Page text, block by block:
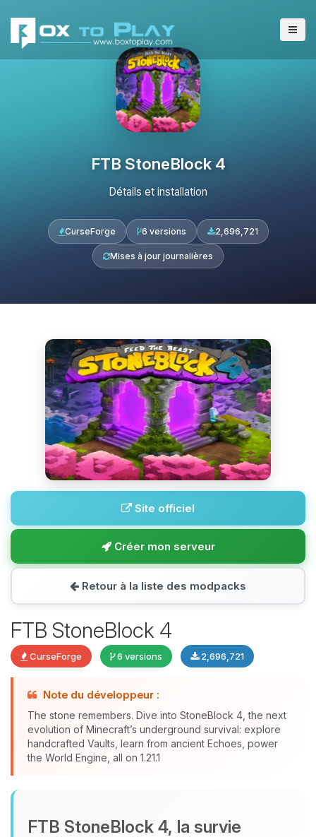
FTB StoneBlock 4
Détails et installation
CurseForge 6 versions 2,696,721
Mises à jour journalières
Site officiel
Créer mon serveur
Retour à la liste des modpacks
FTB StoneBlock 4
CurseForge 6 versions 2,696,721
Note du développeur :
The stone remembers. Dive into StoneBlock 4, the next
evolution of Minecraft’s underground survival: explore
handcrafted Vaults, learn from ancient Echoes, power
the World Engine, all on 1.21.1
FTB StoneBlock 4, la survie
Youpi, enfin quelqu’un pour me
parler ! Moi c’est Choupy, ton petit
09/08/2026 à 05:58